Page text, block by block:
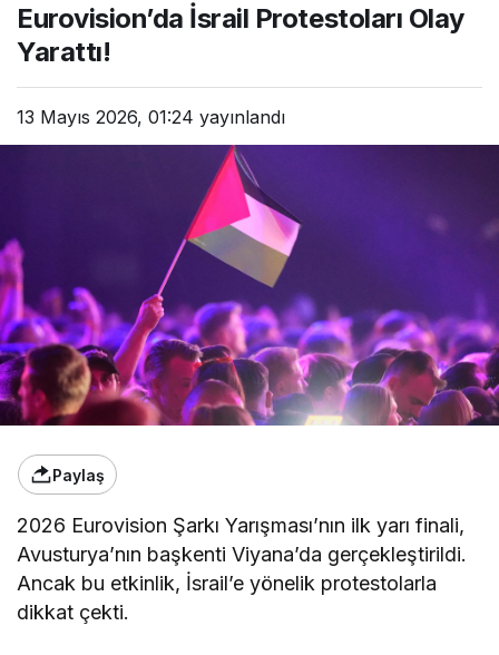
Yarattı!
Eurovision’da İsrail Protestoları Olay
Yarattı!
13 Mayıs 2026, 01:24 yayınlandı
Paylaş
2026 Eurovision Şarkı Yarışması’nın ilk yarı finali,
Avusturya’nın başkenti Viyana’da gerçekleştirildi.
Ancak bu etkinlik, İsrail’e yönelik protestolarla
dikkat çekti.